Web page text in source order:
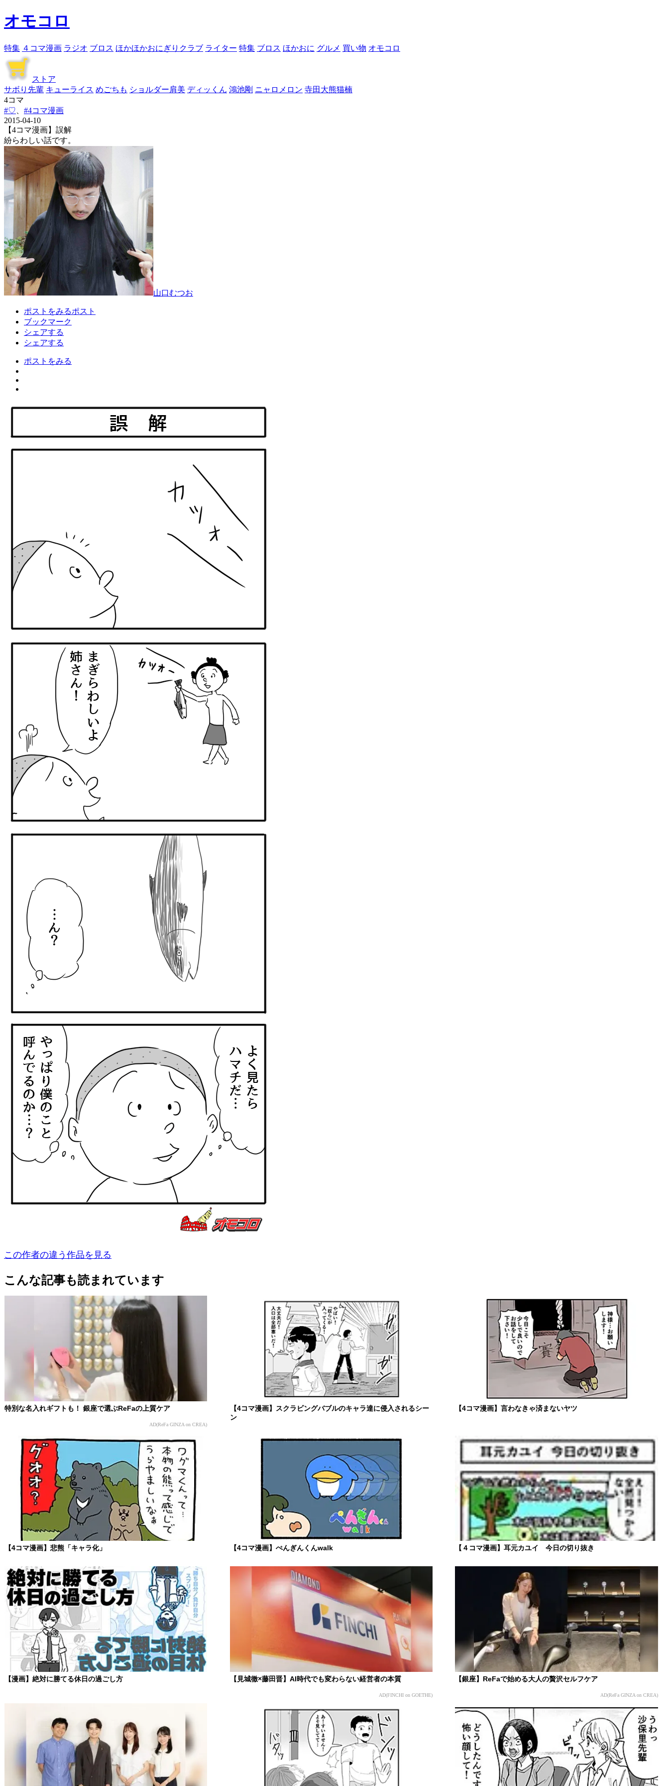
オモコロ
特集 ４コマ漫画 ラジオ ブロス ほかほかおにぎりクラブ ライター 特集 ブロス ほかおに グルメ 買い物 オモコロ
ストア
サボり先輩 キューライス めごちも ショルダー肩美 ディッくん 鴻池剛 ニャロメロン 寺田大熊猫楠
4コマ
#♡
#4コマ漫画
2015-04-10
【4コマ漫画】誤解
紛らわしい話です。
山口むつお
ポストをみるポスト
ブックマーク
シェアする
シェアする
ポストをみる
この作者の違う作品を見る
こんな記事も読まれています
特別な名入れギフトも！ 銀座で選ぶReFaの上質ケア
AD(ReFa GINZA on CREA)
【4コマ漫画】スクラビングバブルのキャラ達に侵入されるシー
ン
【4コマ漫画】言わなきゃ済まないヤツ
【4コマ漫画】悲熊「キャラ化」 【4コマ漫画】ぺんぎんくんwalk 【４コマ漫画】耳元カユイ 今日の切り抜き
【漫画】絶対に勝てる休日の過ごし方 【見城徹×藤田晋】AI時代でも変わらない経営者の本質
AD(FINCHI on GOETHE)
【銀座】ReFaで始める大人の贅沢セルフケア
AD(ReFa GINZA on CREA)